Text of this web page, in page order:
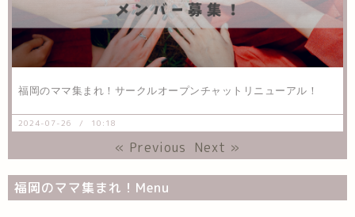
福岡のママ集まれ！サークルオープンチャットリニューアル！
2024-07-26 10:18
« Previous Next »
福岡のママ集まれ！Menu